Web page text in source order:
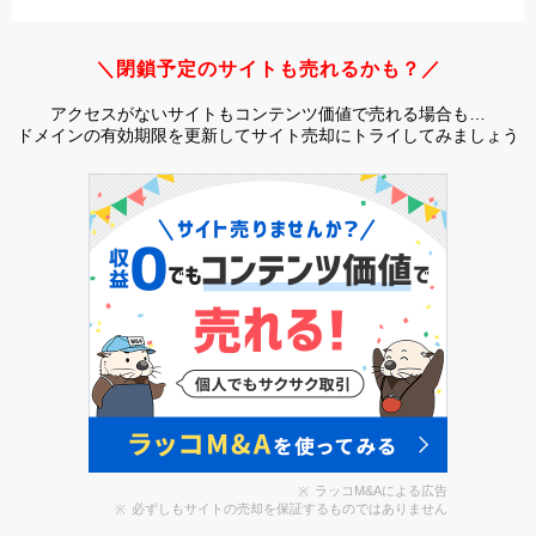
＼閉鎖予定のサイトも売れるかも？／
アクセスがないサイトもコンテンツ価値で売れる場合も…
ドメインの有効期限を更新してサイト売却にトライしてみましょう
ラッコM&Aによる広告
必ずしもサイトの売却を保証するものではありません